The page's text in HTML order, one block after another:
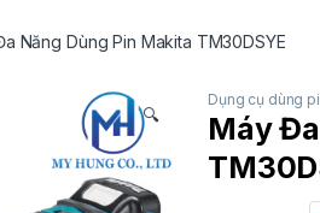
Năng Dùng Pin Makita TM30DSYE
🔍
Dụng cụ dùng
Máy